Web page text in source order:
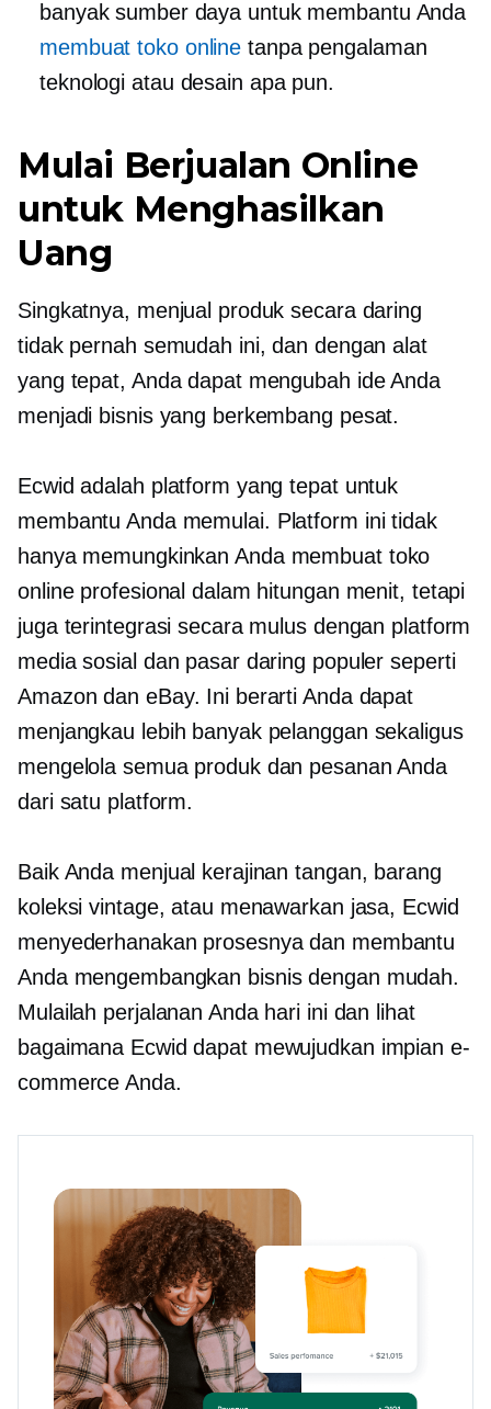
banyak sumber daya untuk membantu Anda
membuat toko online tanpa pengalaman
teknologi atau desain apa pun.
Mulai Berjualan Online
untuk Menghasilkan
Uang
Singkatnya, menjual produk secara daring
tidak pernah semudah ini, dan dengan alat
yang tepat, Anda dapat mengubah ide Anda
menjadi bisnis yang berkembang pesat.
Ecwid adalah platform yang tepat untuk
membantu Anda memulai. Platform ini tidak
hanya memungkinkan Anda membuat toko
online profesional dalam hitungan menit, tetapi
juga terintegrasi secara mulus dengan platform
media sosial dan pasar daring populer seperti
Amazon dan eBay. Ini berarti Anda dapat
menjangkau lebih banyak pelanggan sekaligus
mengelola semua produk dan pesanan Anda
dari satu platform.
Baik Anda menjual kerajinan tangan, barang
koleksi vintage, atau menawarkan jasa, Ecwid
menyederhanakan prosesnya dan membantu
Anda mengembangkan bisnis dengan mudah. ​​
Mulailah perjalanan Anda hari ini dan lihat
bagaimana Ecwid dapat mewujudkan impian e-
commerce Anda.